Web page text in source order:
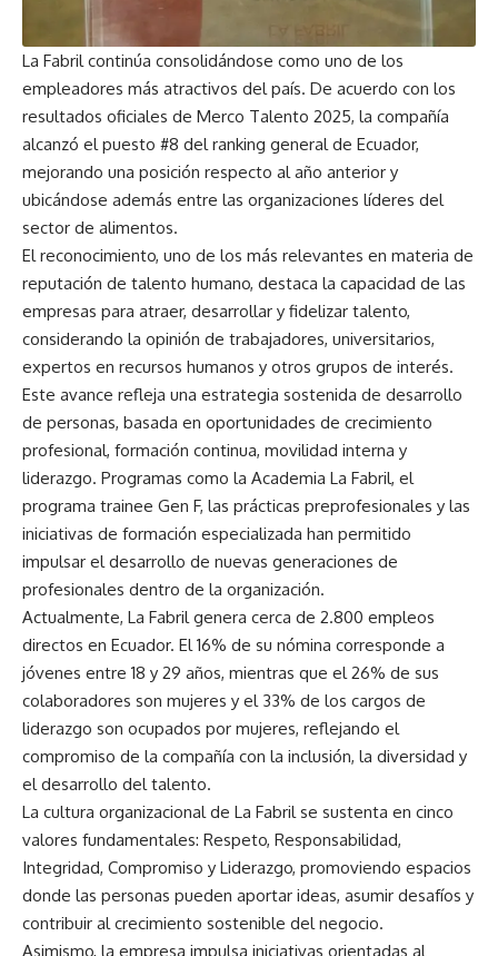
La Fabril continúa consolidándose como uno de los
empleadores más atractivos del país. De acuerdo con los
resultados oficiales de Merco Talento 2025, la compañía
alcanzó el puesto #8 del ranking general de Ecuador,
mejorando una posición respecto al año anterior y
ubicándose además entre las organizaciones líderes del
sector de alimentos.
El reconocimiento, uno de los más relevantes en materia de
reputación de talento humano, destaca la capacidad de las
empresas para atraer, desarrollar y fidelizar talento,
considerando la opinión de trabajadores, universitarios,
expertos en recursos humanos y otros grupos de interés.
Este avance refleja una estrategia sostenida de desarrollo
de personas, basada en oportunidades de crecimiento
profesional, formación continua, movilidad interna y
liderazgo. Programas como la Academia La Fabril, el
programa trainee Gen F, las prácticas preprofesionales y las
iniciativas de formación especializada han permitido
impulsar el desarrollo de nuevas generaciones de
profesionales dentro de la organización.
Actualmente, La Fabril genera cerca de 2.800 empleos
directos en Ecuador. El 16% de su nómina corresponde a
jóvenes entre 18 y 29 años, mientras que el 26% de sus
colaboradores son mujeres y el 33% de los cargos de
liderazgo son ocupados por mujeres, reflejando el
compromiso de la compañía con la inclusión, la diversidad y
el desarrollo del talento.
La cultura organizacional de La Fabril se sustenta en cinco
valores fundamentales: Respeto, Responsabilidad,
Integridad, Compromiso y Liderazgo, promoviendo espacios
donde las personas pueden aportar ideas, asumir desafíos y
contribuir al crecimiento sostenible del negocio.
Asimismo, la empresa impulsa iniciativas orientadas al